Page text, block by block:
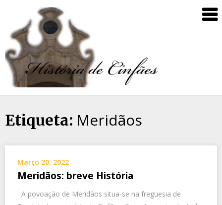
Etiqueta: Meridãos
Março 20, 2022
Meridãos: breve História
A povoação de Meridãos situa-se na freguesia de